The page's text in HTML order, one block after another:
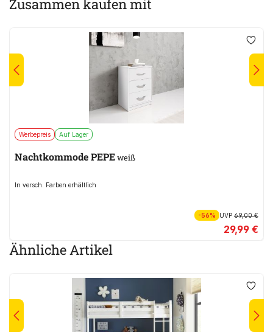
Zusammen kaufen mit
Werbepreis Auf Lager
Nachtkommode PEPEweiß
In versch. Farben erhältlich
-56% UVP69,00 €
29,99 €
Ähnliche Artikel